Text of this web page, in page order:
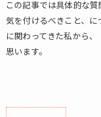
この記事では具体的な質
気を付けるべきこと、
に関わってきた私から
思います。